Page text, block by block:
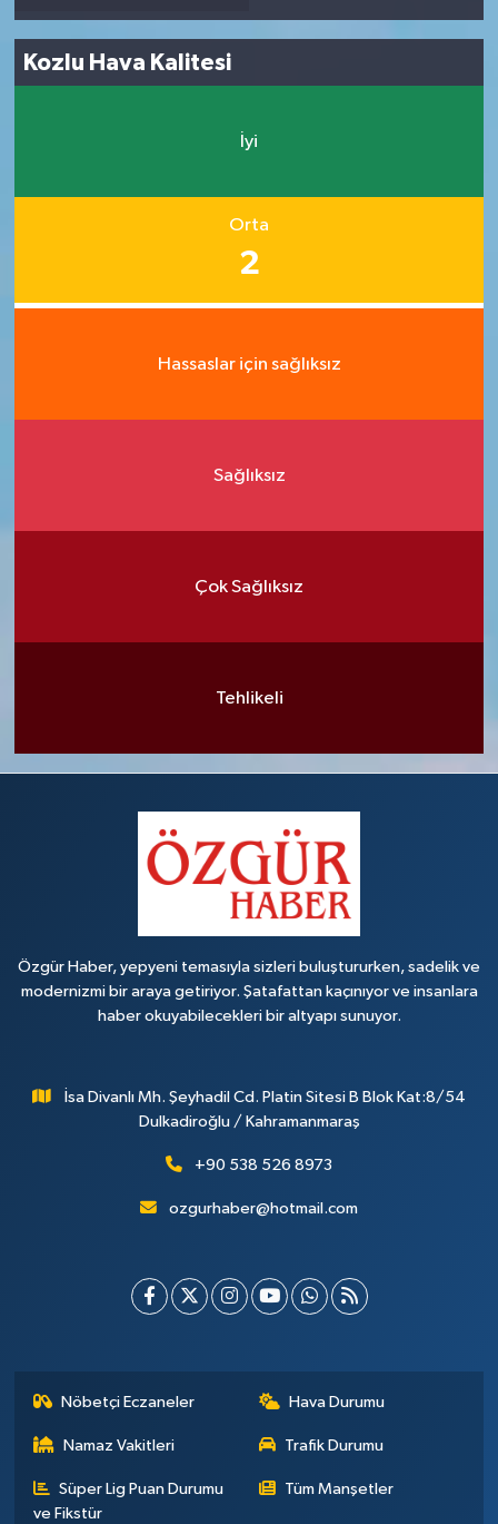
Kozlu Hava Kalitesi
İyi
Orta
2
Hassaslar için sağlıksız
Sağlıksız
Çok Sağlıksız
Tehlikeli
Özgür Haber, yepyeni temasıyla sizleri buluştururken, sadelik ve
modernizmi bir araya getiriyor. Şatafattan kaçınıyor ve insanlara
haber okuyabilecekleri bir altyapı sunuyor.
İsa Divanlı Mh. Şeyhadil Cd. Platin Sitesi B Blok Kat:8/54
Dulkadiroğlu / Kahramanmaraş
+90 538 526 8973
ozgurhaber@hotmail.com
Nöbetçi Eczaneler Hava Durumu
Namaz Vakitleri Trafik Durumu
Süper Lig Puan Durumu
ve Fikstür
Tüm Manşetler